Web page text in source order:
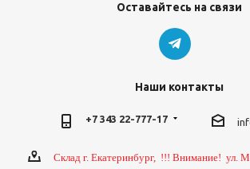
Оставайтесь на связи
Наши контакты
+7 343 22-777-17
Склад г. Екатеринбург, !!! Внимание! ул.